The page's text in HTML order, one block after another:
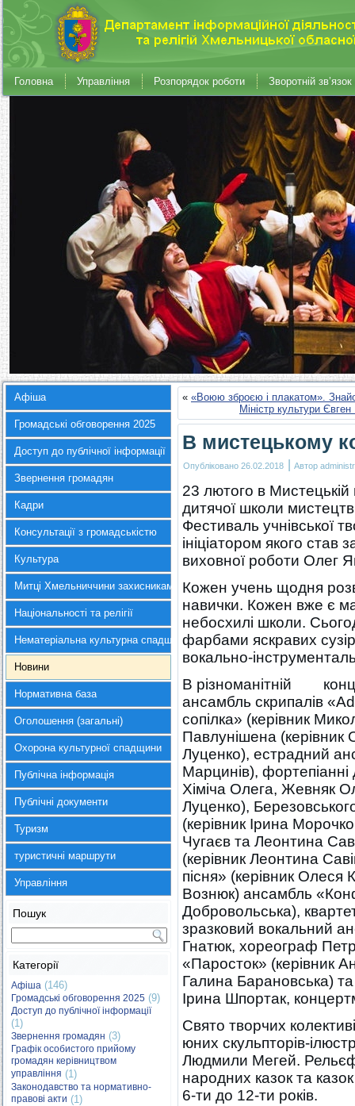
Головна Управління Розпорядок роботи Зворотній зв’язок
Афіша
Громадські обговорення 2025
Доступ до публічної інформації
Звернення громадян
Кадри
Консультації з громадськістю
Культура
Митці Хмельниччини захисникам України
Національності та релігії
Нематеріальна культурна спадщина
Новини
Нормативна база
Оголошення (загальні)
Охорона культурної спадщини
Публічна інформація
Публічні документи
Туризм
туристичні маршрути
Управління
Пошук
Категорії
Афіша (146)
Громадські обговорення 2025 (9)
Доступ до публічної інформації
(1)
Звернення громадян (3)
Графік особистого прийому
громадян керівництвом
управління (1)
Законодавство та нормативно-
правові акти (1)
« «Воюю зброєю і плакатом».
Міністр культури
В мистецькому
Опубліковано 26.02.2018 | Автор
23 лютого в Мистецькій
дитячої школи
Фестиваль учнівської
ініціатором якого став
виховної роботи Олег
Кожен учень щодня
навички. Кожен вже є
небосхилі школи.
фарбами яскравих
вокально-
В різноманітній
ансамбль скрипалів
сопілка» (керівник
Павлунішена
Луценко), естрадний
Марцинів),
Хіміча Олега, Жевняк
Луценко),
(керівник Ірина
Чугаєв та Леонтина
(керівник Леонтина
пісня» (керівник
Вознюк) ансамбль
Добровольська),
зразковий вокальний
Гнатюк, хореограф
«Паросток» (керівник
Галина Барановська)
Ірина Шпортак,
Свято творчих
юних скульпторів-
Людмили Мегей.
народних казок та казок
6-ти до 12-ти років.